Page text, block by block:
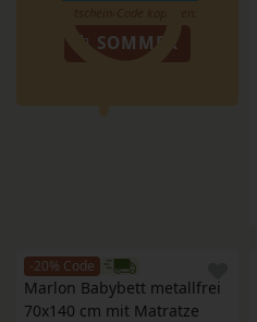
SOMMER
-20% Code
Marlon Babybett metallfrei
70x140 cm mit Matratze